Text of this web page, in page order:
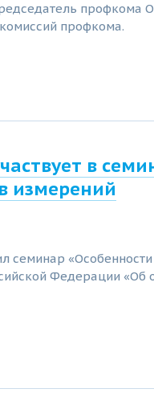
профкома
профкома.
в
измерений
семинар
Федерации «Об